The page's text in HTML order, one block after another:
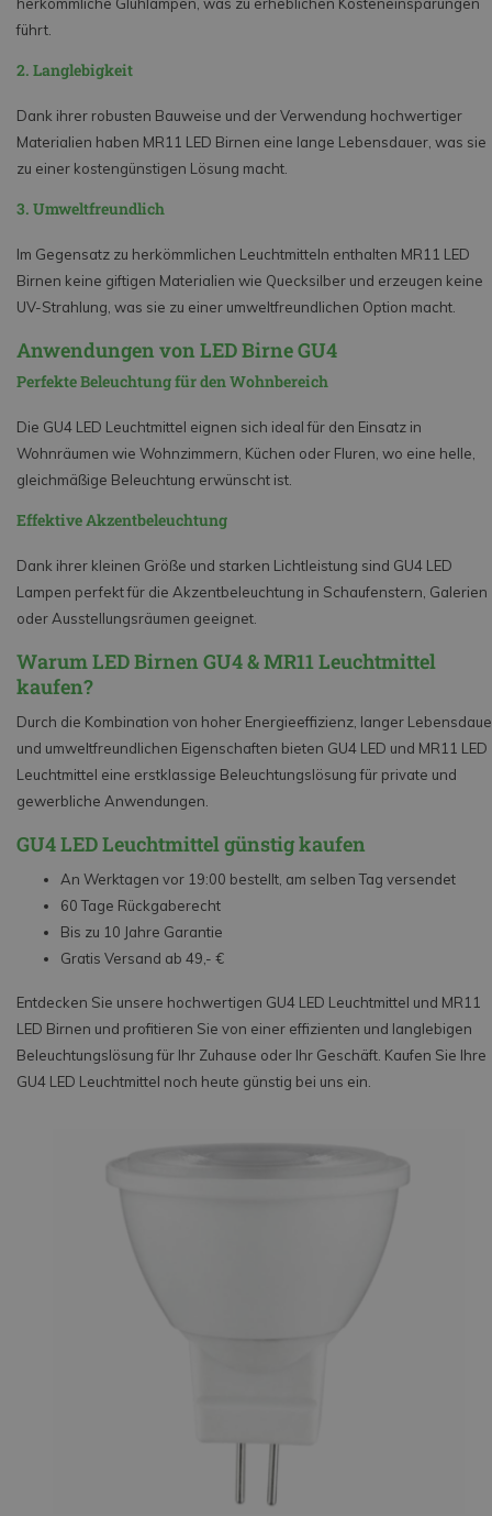
führt.
2. Langlebigkeit
Dank ihrer robusten Bauweise und der Verwendung hochwertiger
Materialien haben MR11 LED Birnen eine lange Lebensdauer, was sie
zu einer kostengünstigen Lösung macht.
3. Umweltfreundlich
Im Gegensatz zu herkömmlichen Leuchtmitteln enthalten MR11 LED
Birnen keine giftigen Materialien wie Quecksilber und erzeugen keine
UV-Strahlung, was sie zu einer umweltfreundlichen Option macht.
Anwendungen von LED Birne GU4
Perfekte Beleuchtung für den Wohnbereich
Die GU4 LED Leuchtmittel eignen sich ideal für den Einsatz in
Wohnräumen wie Wohnzimmern, Küchen oder Fluren, wo eine helle,
gleichmäßige Beleuchtung erwünscht ist.
Effektive Akzentbeleuchtung
Dank ihrer kleinen Größe und starken Lichtleistung sind GU4 LED
Lampen perfekt für die Akzentbeleuchtung in Schaufenstern, Galerien
oder Ausstellungsräumen geeignet.
Warum LED Birnen GU4 & MR11 Leuchtmittel
kaufen?
Durch die Kombination von hoher Energieeffizienz, langer
und umweltfreundlichen Eigenschaften bieten GU4 LED und MR11 LED
Leuchtmittel eine erstklassige Beleuchtungslösung für private und
gewerbliche Anwendungen.
GU4 LED Leuchtmittel günstig kaufen
An Werktagen vor 19:00 bestellt, am selben Tag versendet
60 Tage Rückgaberecht
Bis zu 10 Jahre Garantie
Gratis Versand ab 49,- €
Entdecken Sie unsere hochwertigen GU4 LED Leuchtmittel und MR11
LED Birnen und profitieren Sie von einer effizienten und langlebigen
Beleuchtungslösung für Ihr Zuhause oder Ihr Geschäft. Kaufen Sie Ihre
GU4 LED Leuchtmittel noch heute günstig bei uns ein.